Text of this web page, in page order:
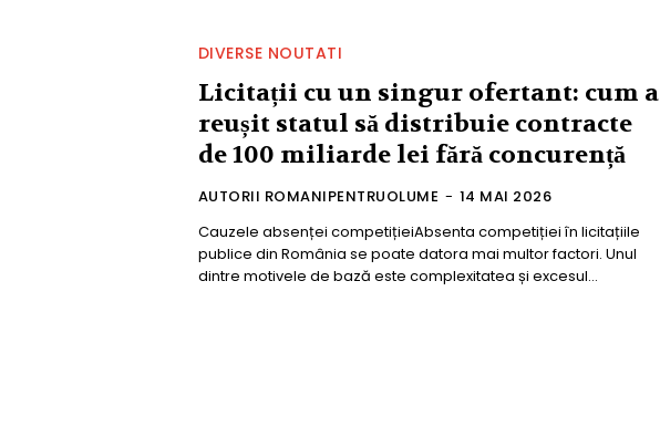
DIVERSE NOUTATI
Licitații cu un singur ofertant: cum a
reușit statul să distribuie contracte
de 100 miliarde lei fără concurență
AUTORII ROMANIPENTRUOLUME - 14 MAI 2026
Cauzele absenței competițieiAbsenta competiției în licitațiile
publice din România se poate datora mai multor factori. Unul
dintre motivele de bază este complexitatea și excesul...